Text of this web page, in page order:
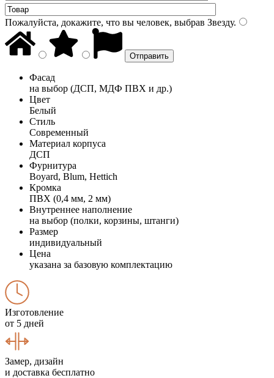
Пожалуйста, докажите, что вы человек, выбрав Звезду.
Фасад
на выбор (ДСП, МДФ ПВХ и др.)
Цвет
Белый
Стиль
Современный
Материал корпуса
ДСП
Фурнитура
Boyard, Blum, Hettich
Кромка
ПВХ (0,4 мм, 2 мм)
Внутреннее наполнение
на выбор (полки, корзины, штанги)
Размер
индивидуальный
Цена
указана за базовую комплектацию
Изготовление
от 5 дней
Замер, дизайн
и доставка бесплатно